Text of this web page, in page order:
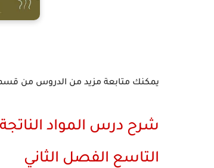
يمكنك متابعة مزيد من الدروس من
شرح درس المواد
التاسع الفصل الثاني